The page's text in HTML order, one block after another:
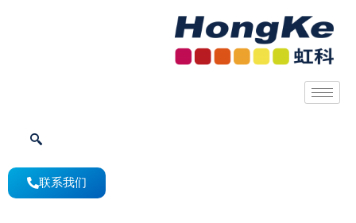
联系我们